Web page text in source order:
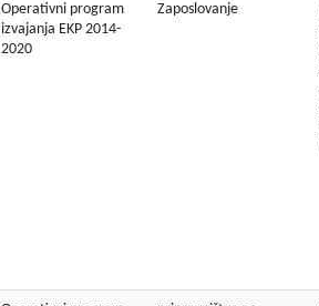
Operativni program
izvajanja EKP 2014-
2020
Zaposlovanje